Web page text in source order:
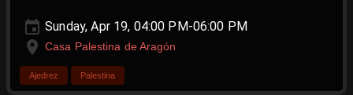
Sunday, Apr 19, 04:00 PM-06:00 PM
Casa Palestina de Aragón
Ajedrez Palestina